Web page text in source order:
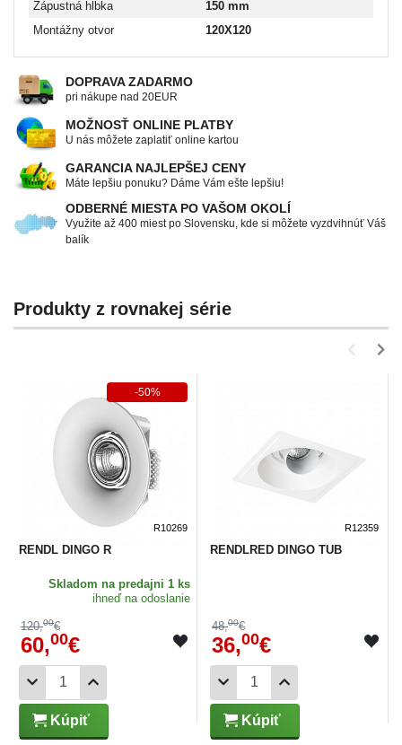
Zápustná hĺbka
150 mm
Montážny otvor
120X120
DOPRAVA ZADARMO
pri nákupe nad 20EUR
MOŽNOSŤ ONLINE PLATBY
U nás môžete zaplatiť online kartou
GARANCIA NAJLEPŠEJ CENY
Máte lepšiu ponuku? Dáme Vám ešte lepšiu!
ODBERNÉ MIESTA PO VAŠOM OKOLÍ
Využite až 400 miest po Slovensku, kde si môžete vyzdvihnúť Váš
balík
Produkty z rovnakej série
R10269
RENDL DINGO R
Skladom na predajni 1 ks
ihneď na odoslanie
120,00€
60,00€
Kúpiť
-50%
R12359
RENDLRED DINGO TUB
48,00€
36,00€
Kúpiť